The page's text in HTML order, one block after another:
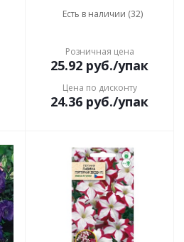
Есть в наличии (32)
Розничная цена
25.92 руб./упак
Цена по дисконту
24.36 руб./упак